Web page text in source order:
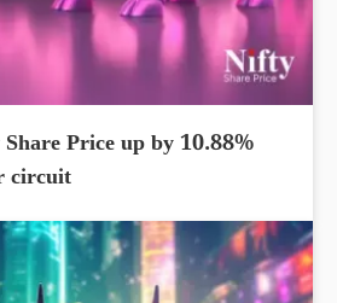
Price up by 10.88%
circuit